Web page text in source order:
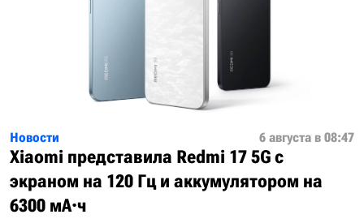
Новости 6 августа в 08:47
Xiaomi представила Redmi 17 5G с
экраном на 120 Гц и аккумулятором на
6300 мА·ч